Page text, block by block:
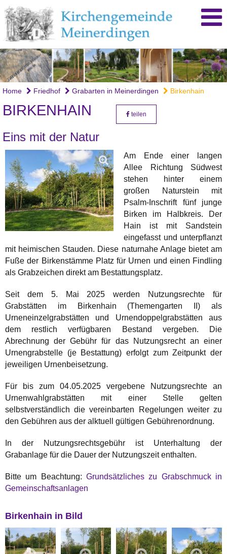
Home Friedhof Grabarten in Meinerdingen Birkenhain
BIRKENHAIN teilen
Eins mit der Natur
Am Ende einer langen
Allee Richtung Südwest
stehen hinter einem
großen Naturstein mit
Psalm-Inschrift fünf junge
Birken im Halbkreis. Der
Hain ist mit Sandstein
eingefasst und unterpflanzt
mit heimischen Stauden. Diese naturnahe Anlage bietet am
Fuße der Birken­stämme Platz für Urnen und einen Findling
als Grabzeichen direkt am Bestattungsplatz.
Seit dem 5. Mai 2025 werden Nutzungsrechte für
Grabstätten im Birkenhain (Themengarten II) als
Urneneinzelgrabstätten und Urnendoppelgrabstätten aus
dem restlich verfügbaren Bestand vergeben. Die
Abrechnung der Gebühr für das Nutzungsrecht an einer
Urnengrabstelle (je Bestattung) erfolgt zum Zeitpunkt der
jeweiligen Urnenbeisetzung.
Für bis zum 04.05.2025 vergebene Nutzungsrechte an
Urnenwahlgrabstätten mit einer Stelle gelten
selbstverständlich die vereinbarten Regelungen weiter zu
den Gebühren aus der alktuell gültigen Gebührenordnung.
In der Nutzungsrechtsgebühr ist Unterhaltung der
Grabanlage für die Dauer der Nutzungszeit enthalten.
Bitte um Beachtung: Grundsätzliches zu Grabschmuck in
Gemeinschaftsanlagen
Birkenhain in Bild